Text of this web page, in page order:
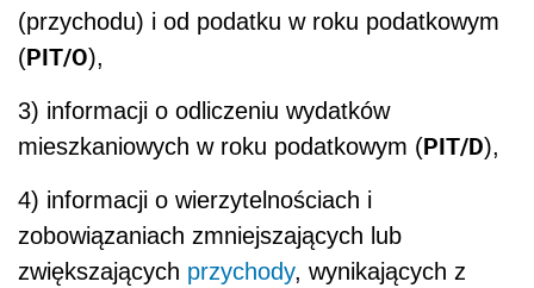
(przychodu) i od podatku w roku podatkowym
(PIT/O),
3) informacji o odliczeniu wydatków
mieszkaniowych w roku podatkowym (PIT/D),
4) informacji o wierzytelnościach i
zobowiązaniach zmniejszających lub
zwiększających przychody, wynikających z